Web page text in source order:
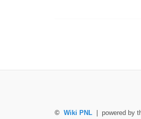
© Wiki PNL | powered by